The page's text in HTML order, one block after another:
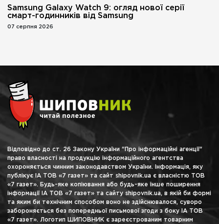
Samsung Galaxy Watch 9: огляд нової серії
смарт-годинників від Samsung
07 серпня 2026
Відповідно до ст. 26 Закону України "Про інформаційні агенції"
право власності на продукцію інформаційного агентства
охороняється чинним законодавством України. Інформація, яку
публікує ІА ТОВ «7 газет» та сайт shipovnik.ua є власністю ТОВ
«7 газет». Будь-яке копіювання або будь-яке інше поширення
інформації ІА ТОВ «7 газет» та сайту shipovnik.ua, в якій би формі
та яким би технічним способом воно не здійснювалося, суворо
забороняється без попередньої письмової згоди з боку ІА ТОВ
«7 газет». Логотип ШИПОВНИК є зареєстрованим товарним